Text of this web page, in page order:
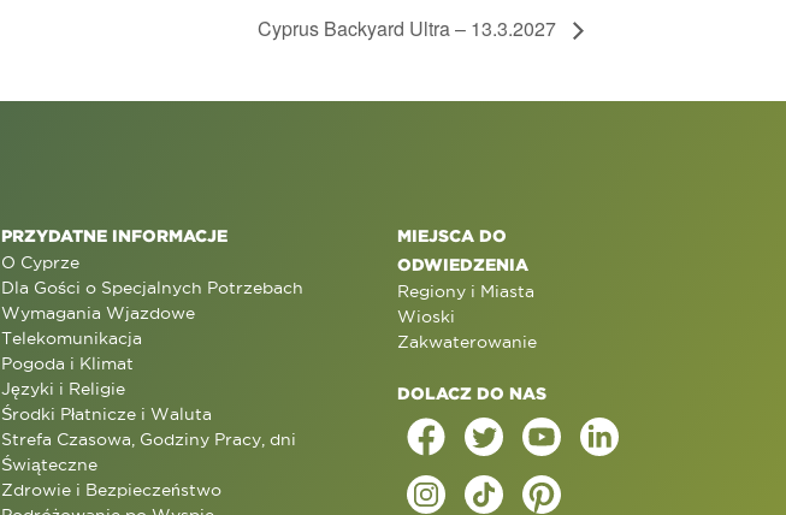
Cyprus Backyard Ultra – 13.3.2027
PRZYDATNE INFORMACJE
O Cyprze
Dla Gości o Specjalnych Potrzebach
Wymagania Wjazdowe
Telekomunikacja
Pogoda i Klimat
Języki i Religie
Środki Płatnicze i Waluta
Strefa Czasowa, Godziny Pracy, dni
Świąteczne
Zdrowie i Bezpieczeństwo
MIEJSCA DO
ODWIEDZENIA
Regiony i Miasta
Wioski
Zakwaterowanie
DOLACZ DO NAS